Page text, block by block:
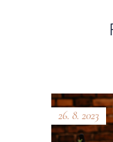
26. 8. 2023